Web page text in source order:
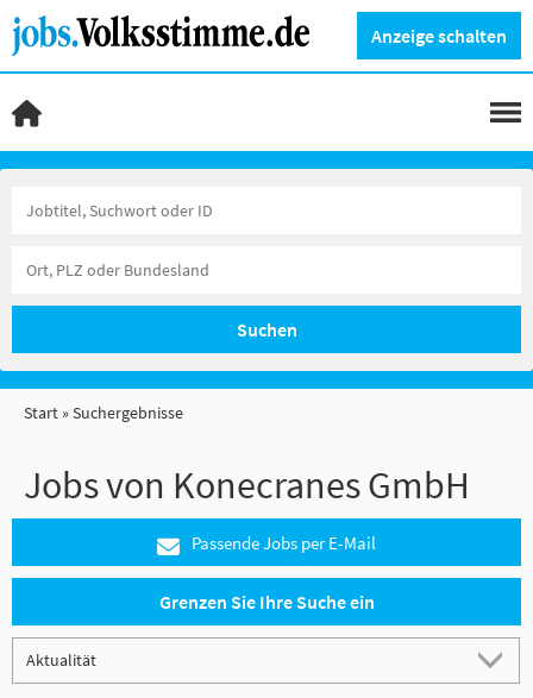
Anzeige schalten
Suchen
Start Suchergebnisse
Jobs von Konecranes GmbH
Passende Jobs per E-Mail
Grenzen Sie Ihre Suche ein